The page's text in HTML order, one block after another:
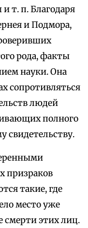
т. п. Благодаря
и Подмора,
рода, факты
науки. Она
сопротивляться
людей
полного
свидетельству.
призраков
такие, где
место уже
смерти этих лиц.